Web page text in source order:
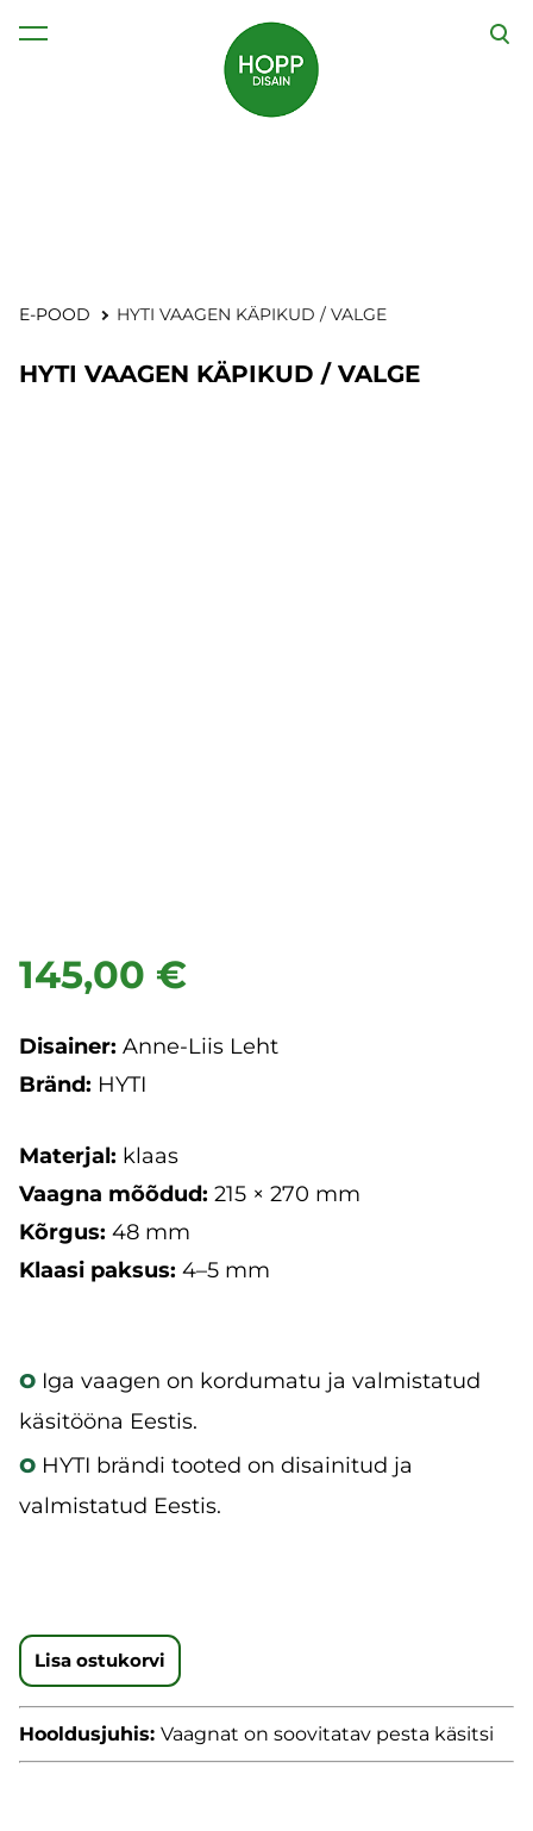
lisati ostukorvi. Vaata ostukorvi
E-POOD HYTI VAAGEN KÄPIKUD / VALGE
HYTI VAAGEN KÄPIKUD / VALGE
1 / 3
145,00 €
Disainer: Anne-Liis Leht
Bränd: HYTI
Materjal: klaas
Vaagna mõõdud: 215 × 270 mm
Kõrgus: 48 mm
Klaasi paksus: 4–5 mm
o Iga vaagen on kordumatu ja valmistatud
käsitööna Eestis.
o HYTI brändi tooted on disainitud ja
valmistatud Eestis.
Lisa ostukorvi
Hooldusjuhis: Vaagnat on soovitatav pesta käsitsi